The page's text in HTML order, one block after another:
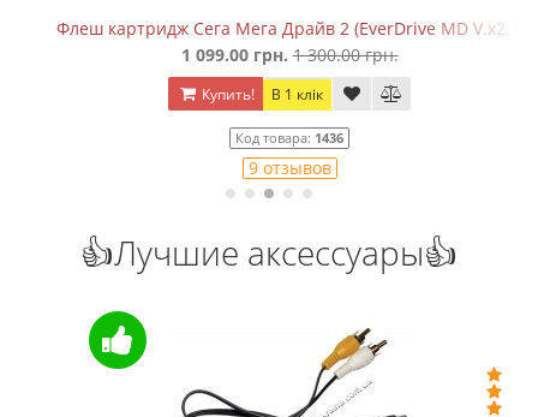
Флеш картридж Сега Мега Драйв 2 (EverDrive MD V.х2, +SD)
1 099.00 грн. 1 300.00 грн.
Купить! В 1 клік
Код товара:1436
9 отзывов
👍Лучшие аксессуары👍